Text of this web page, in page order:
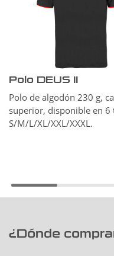
Polo DEUS II
Polo de algodón 230 g,
superior, disponible en 6
S/M/L/XL/XXL/XXXL.
¿Dónde